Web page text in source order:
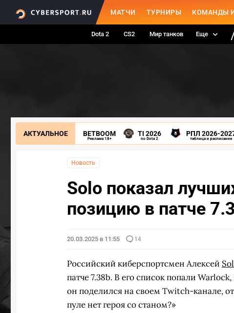
МАТЧИ ТУРНИРЫ КОМАНДЫ
Dota 2 CS2 Мир танков Еще
АКТУАЛЬНОЕ BETBOOM
Реклама 18+
TI 2026
по Dota 2
РПЛ 2026-
таблица и расписание
Новость
Solo показал
позицию в патче
20.03.2025 в 11:55 14
Российский киберспортсмен Алексей
патче 7.38b. В его список попали
он поделился на своем Twitch-канале,
пуле нет героя со станом?»